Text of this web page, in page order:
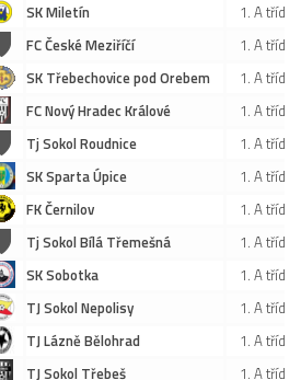
SK Miletín
1. A třída
FC České Meziříčí
1. A třída
SK Třebechovice pod Orebem
1. A třída
FC Nový Hradec Králové
1. A třída
Tj Sokol Roudnice
1. A třída
SK Sparta Úpice
1. A třída
FK Černilov
1. A třída
Tj Sokol Bílá Třemešná
1. A třída
SK Sobotka
1. A třída
TJ Sokol Nepolisy
1. A třída
TJ Lázně Bělohrad
1. A třída
TJ Sokol Třebeš
1. A třída